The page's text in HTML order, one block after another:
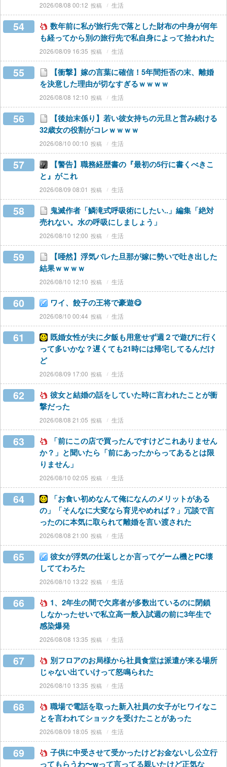
2026/08/08 00:12 生活
54
数年前に私が旅行先で落とした財布の中身が何年
も経ってから別の旅行先で私自身によって拾われた
2026/08/09 16:35 生活
55
【衝撃】嫁の言葉に確信！5年間拒否の末、離婚
を決意した理由が切なすぎるｗｗｗｗ
2026/08/08 12:10 生活
56
【後始末係り】若い彼女持ちの元旦と営み続ける
32歳女の役割がコレｗｗｗｗ
2026/08/10 00:10 生活
57
【警告】職務経歴書の『最初の5行に書くべきこ
と』がこれ
2026/08/09 08:01 生活
58
鬼滅作者「鱗滝式呼吸術にしたい..」編集「絶対
売れない。水の呼吸にしましょう」
2026/08/10 12:00 生活
59
【唖然】浮気バレた旦那が嫁に勢いで吐き出した
結果ｗｗｗｗ
2026/08/10 12:10 生活
60 ワイ、餃子の王将で豪遊😋
2026/08/10 00:44 生活
61
既婚女性が夫に夕飯も用意せず週２で遊びに行く
って多いかな？遅くても21時には帰宅してるんだけ
ど
2026/08/09 17:00 生活
62
彼女と結婚の話をしていた時に言われたことが衝
撃だった
2026/08/08 21:05 生活
63
「前にこの店で買ったんですけどこれありません
か？」と聞いたら「前にあったからってあるとは限
りません」
2026/08/10 02:05 生活
64
「お食い初めなんて俺になんのメリットがある
の」「そんなに大変なら育児やめれば？」冗談で言
ったのに本気に取られて離婚を言い渡された
2026/08/08 21:00 生活
65
彼女が浮気の仕返しとか言ってゲーム機とPC壊
しててわろた
2026/08/10 13:22 生活
66
1、2年生の間で欠席者が多数出ているのに閉鎖
しなかったせいで私立高一般入試週の前に3年生で
感染爆発
2026/08/08 13:35 生活
67
別フロアのお局様から社員食堂は派遣が来る場所
じゃない出ていけって怒鳴られた
2026/08/10 13:35 生活
68
職場で電話を取った新入社員の女子がヒワイなこ
とを言われてショックを受けたことがあった
2026/08/09 18:05 生活
69
子供に中受させて受かったけどお金ないし公立行
ってもらうわ〜wって言ってる親いたけど正気な